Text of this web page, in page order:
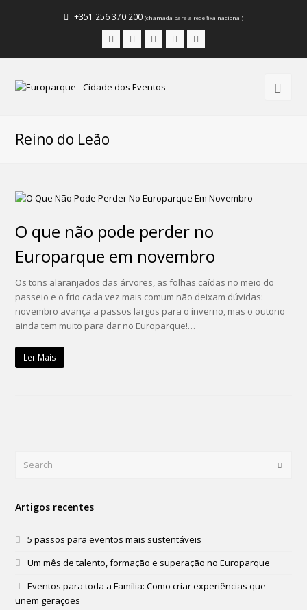
+351 256 370 200 (chamada para a rede fixa nacional)
FacebookInstagram
LinkedInYoutube
Reino do Leão
O que não pode perder no
Europarque em novembro
Os tons alaranjados das árvores, as folhas caídas no meio do
passeio e o frio cada vez mais comum não deixam dúvidas:
novembro avança a passos largos para o inverno, mas o outono
ainda tem muito para dar no Europarque!…
Ler Mais
Artigos recentes
5 passos para eventos mais sustentáveis
Um mês de talento, formação e superação no Europarque
Eventos para toda a Família: Como criar experiências que
unem gerações